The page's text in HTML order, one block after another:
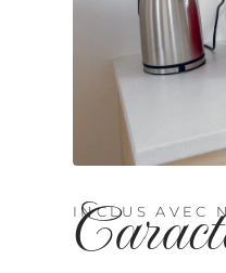
INCLUS AVEC